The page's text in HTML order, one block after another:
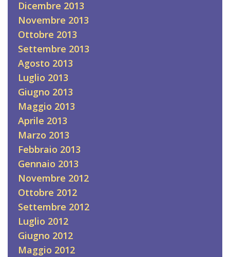
Dicembre 2013
Novembre 2013
Ottobre 2013
Settembre 2013
Agosto 2013
Luglio 2013
Giugno 2013
Maggio 2013
Aprile 2013
Marzo 2013
Febbraio 2013
Gennaio 2013
Novembre 2012
Ottobre 2012
Settembre 2012
Luglio 2012
Giugno 2012
Maggio 2012